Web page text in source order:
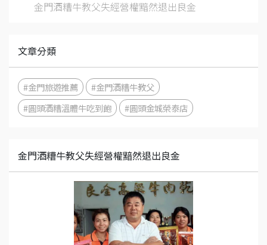
金門酒糟牛教父失經營權黯然退出良金
文章分類
#金門旅遊推薦
#金門酒糟牛教父
#圓頭酒糟溫體牛吃到飽
#圓頭金城榮泰店
金門酒糟牛教父失經營權黯然退出良金